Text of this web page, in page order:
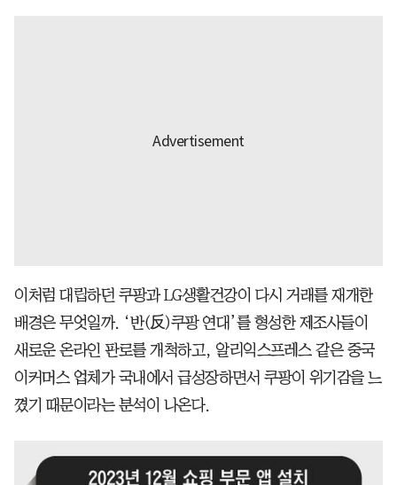
이처럼 대립하던 쿠팡과 LG생활건강이 다시 거래를 재개한
배경은 무엇일까. ‘반(反)쿠팡 연대’를 형성한 제조사들이
새로운 온라인 판로를 개척하고, 알리익스프레스 같은 중국
이커머스 업체가 국내에서 급성장하면서 쿠팡이 위기감을 느
꼈기 때문이라는 분석이 나온다.